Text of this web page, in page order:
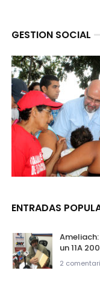
GESTION SOCIAL
ENTRADAS
un 11A
2